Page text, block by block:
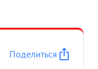
Поделиться